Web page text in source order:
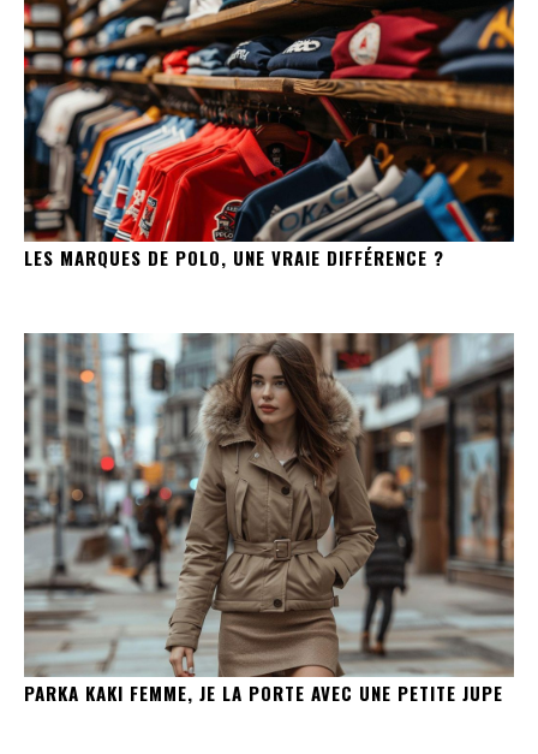
LES MARQUES DE POLO, UNE VRAIE DIFFÉRENCE ?
PARKA KAKI FEMME, JE LA PORTE AVEC UNE PETITE JUPE